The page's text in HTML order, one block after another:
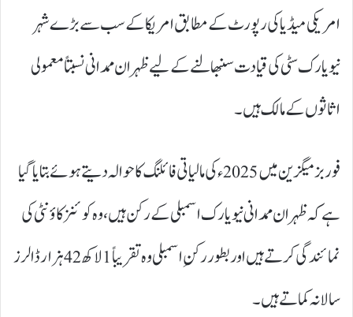
امریکی میڈیا کی رپورٹ کے مطابق امریکا کے سب سے بڑے شہر
نیویارک سٹی کی قیادت سنبھالنے کے لیے ظہران ممدانی نسبتاً معمولی
اثاثوں کے مالک ہیں۔
فوربز میگزین میں 2025ء کی مالیاتی فائلنگ کا حوالہ دیتے ہوئے بتایا گیا
ہے کہ ظہران ممدانی نیویارک اسمبلی کے رکن ہیں، وہ کوئنز کاؤنٹی کی
نمائندگی کرتے ہیں اور بطور رکنِ اسمبلی وہ تقریباً 1 لاکھ 42 ہزار ڈالرز
سالانہ کماتے ہیں۔